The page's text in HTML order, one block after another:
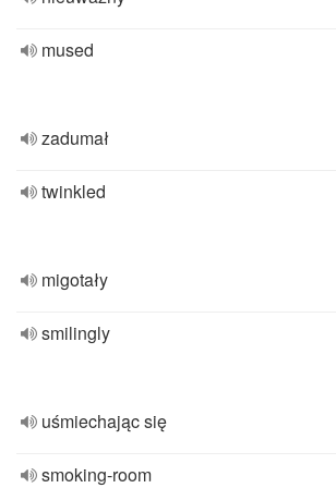
mused
zadumał
twinkled
migotały
smilingly
uśmiechając się
smoking-room